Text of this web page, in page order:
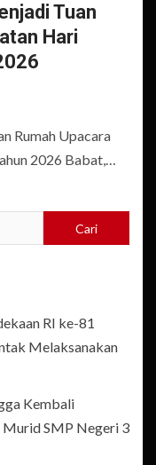
Tuan
Hari
Rumah Upacara
2026 Babat,…
RI ke-81
Melaksanakan
Kembali
SMP Negeri 3